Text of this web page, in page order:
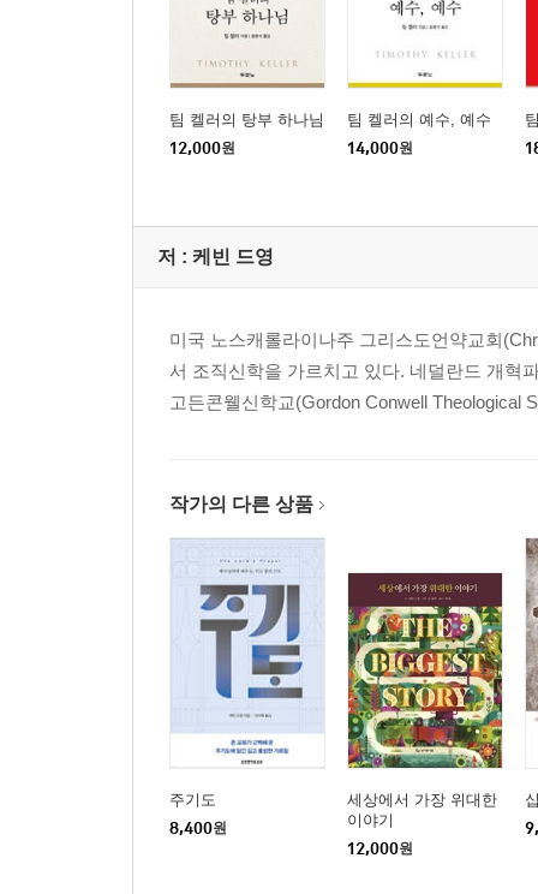
팀 켈러의 탕부 하나님
12,000원
팀 켈러의 예수, 예수
14,000원
저 : 케빈 드영
미국 노스캐롤라이나주 그리스도언약교회
서 조직신학을 가르치고 있다. 네덜란드 개혁
고든콘웰신학교(Gordon Conwell Theological
작가의 다른 상품
주기도
8,400원
세상에서 가장 위대한
이야기
12,000원